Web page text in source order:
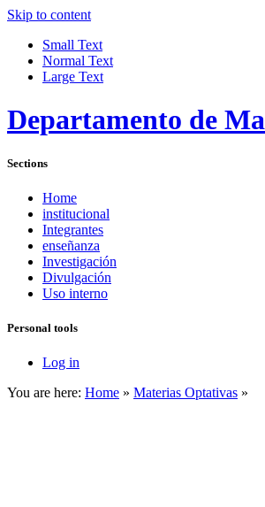
Skip to content
Small Text
Normal Text
Large Text
Departamento de
Sections
Home
institucional
Integrantes
enseñanza
Investigación
Divulgación
Uso interno
Personal tools
Log in
You are here: Home » Materias Optativas »